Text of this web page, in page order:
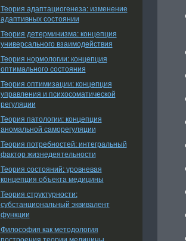
Теория адаптациогенеза: изменение
адаптивных состоянии
Теория детерминизма: концепция
универсального взаимодействия
Теория нормологии: концепция
оптимального состояния
Теория оптимизации: концепция
управления и психосоматической
регуляции
Теория патологии: концепция
аномальной саморегуляции
Теория потребностей: интегральный
фактор жизнедеятельности
Теория состояний: уровневая
концепция объекта медицины
Теория структурности:
субстанциональный эквивалент
функции
Философия как методология
построения теории медицины